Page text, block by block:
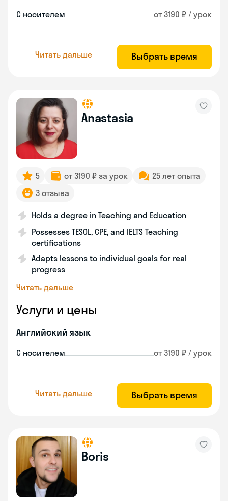
С носителем от 3190 ₽ / урок
Читать дальше Выбрать время
Anastasia
5 от 3190 ₽ за урок
25 лет опыта
3 отзыва
Holds a degree in Teaching and Education
Possesses TESOL, CPE, and IELTS Teaching
certifications
Adapts lessons to individual goals for real
progress
Читать дальше
Услуги и цены
Английский язык
С носителем от 3190 ₽ / урок
Читать дальше Выбрать время
Boris